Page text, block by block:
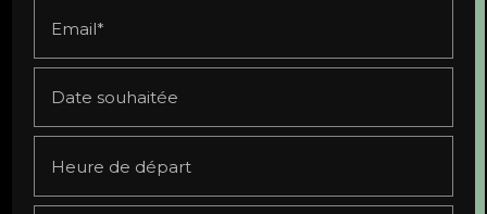
Email*
Date souhaitée
Heure de départ